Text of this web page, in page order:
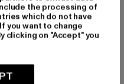
|
the processing of
which do not have
you want to change
clicking on "Accept" you